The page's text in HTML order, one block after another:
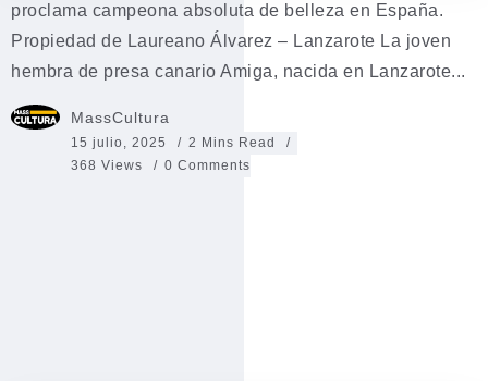
proclama campeona absoluta de belleza en España.
Propiedad de Laureano Álvarez – Lanzarote La joven
hembra de presa canario Amiga, nacida en Lanzarote...
MassCultura
15 julio, 2025
2 Mins Read
368 Views
0 Comments